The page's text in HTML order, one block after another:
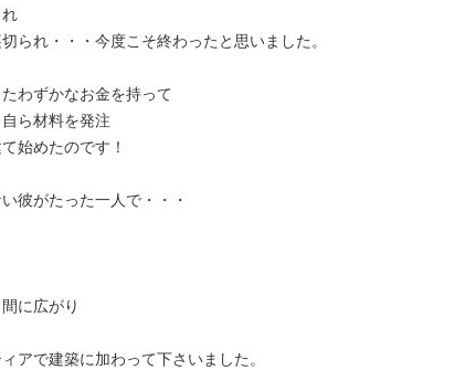
られ・・・今度こそ終わったと思いました。
わずかなお金を持って
ら材料を発注
始めたのです！
彼がたった一人で・・・
に広がり
アで建築に加わって下さいました。